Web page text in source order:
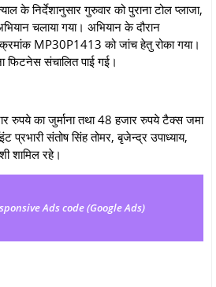
के निर्देशानुसार गुरुवार को पुराना टोल प्लाजा,
चलाया गया। अभियान के दौरान
MP30P1413 को जांच हेतु रोका गया।
फिटनेस संचालित पाई गई।
रुपये का जुर्माना तथा 48 हजार रुपये टैक्स जमा
प्रभारी संतोष सिंह तोमर, बृजेन्द्र उपाध्याय,
शामिल रहे।
Ads code (Google Ads)